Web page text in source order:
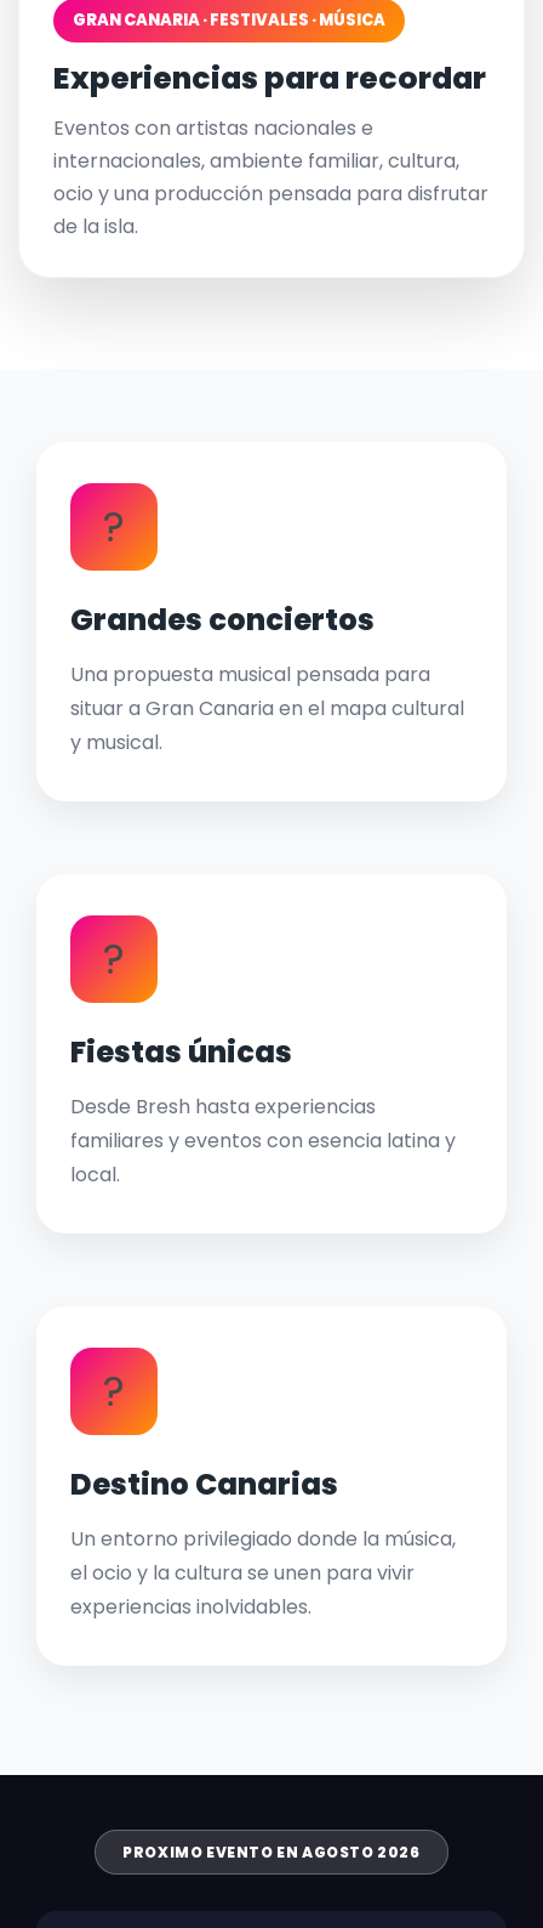
GRAN CANARIA · FESTIVALES · MÚSICA
Experiencias para recordar
Eventos con artistas nacionales e
internacionales, ambiente familiar, cultura,
ocio y una producción pensada para disfrutar
de la isla.
?
Grandes conciertos
Una propuesta musical pensada para
situar a Gran Canaria en el mapa cultural
y musical.
?
Fiestas únicas
Desde Bresh hasta experiencias
familiares y eventos con esencia latina y
local.
?
Destino Canarias
Un entorno privilegiado donde la música,
el ocio y la cultura se unen para vivir
experiencias inolvidables.
PROXIMO EVENTO EN AGOSTO 2026